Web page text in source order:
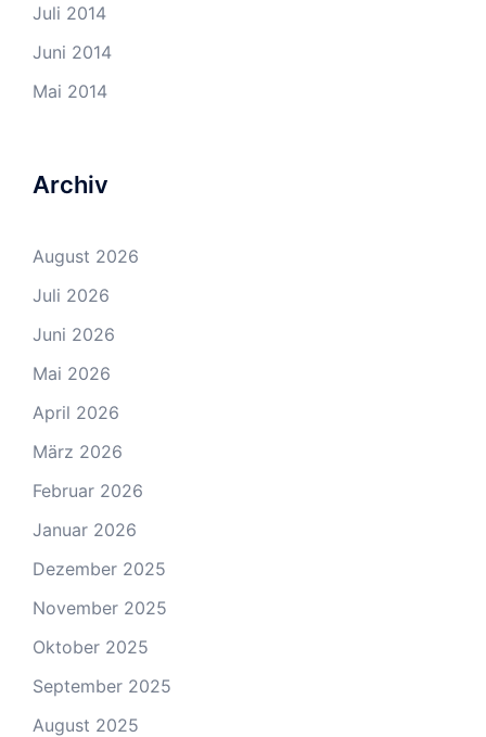
Juli 2014
Juni 2014
Mai 2014
Archiv
August 2026
Juli 2026
Juni 2026
Mai 2026
April 2026
März 2026
Februar 2026
Januar 2026
Dezember 2025
November 2025
Oktober 2025
September 2025
August 2025